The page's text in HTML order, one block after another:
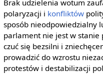
Brak udzielenia wotum
polaryzacji i konfliktów
sposób nieodpowiedzialny
parlament nie jest w stanie
czuć się bezsilni i
prowadzić do wzrostu
protestów i destabilizacji